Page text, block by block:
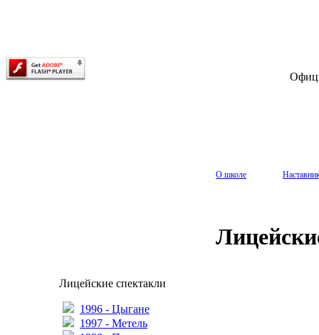
Лицейские спектакли
1996 - Цыгане
1997 - Метель
О школе